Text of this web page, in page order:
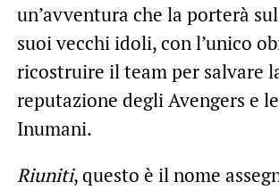
un’avventura che la porterà
suoi vecchi idoli, con l’unico
ricostruire il team per salvare
reputazione degli Avengers e
Inumani.
Riuniti, questo è il nome